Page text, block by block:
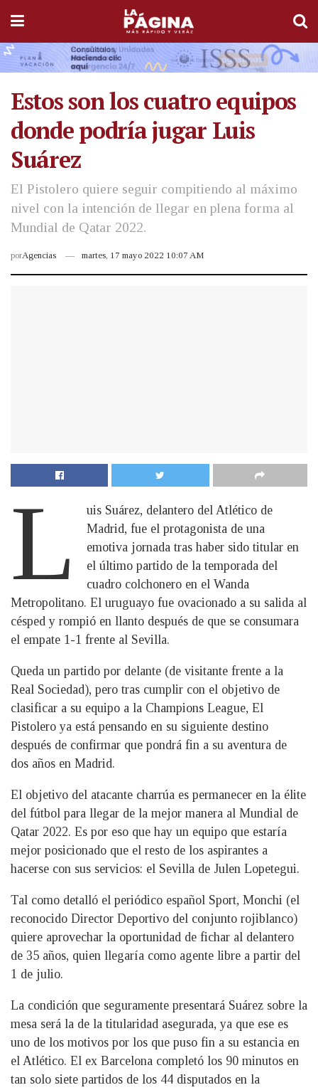
Estos son los cuatro equipos
donde podría jugar Luis
Suárez
El Pistolero quiere seguir compitiendo al máximo
nivel con la intención de llegar en plena forma al
Mundial de Qatar 2022.
porAgencias martes, 17 mayo 2022 10:07 AM
L
uis Suárez, delantero del Atlético de
Madrid, fue el protagonista de una
emotiva jornada tras haber sido titular en
el último partido de la temporada del
cuadro colchonero en el Wanda
Metropolitano. El uruguayo fue ovacionado a su salida al
césped y rompió en llanto después de que se consumara
el empate 1-1 frente al Sevilla.
Queda un partido por delante (de visitante frente a la
Real Sociedad), pero tras cumplir con el objetivo de
clasificar a su equipo a la Champions League, El
Pistolero ya está pensando en su siguiente destino
después de confirmar que pondrá fin a su aventura de
dos años en Madrid.
El objetivo del atacante charrúa es permanecer en la élite
del fútbol para llegar de la mejor manera al Mundial de
Qatar 2022. Es por eso que hay un equipo que estaría
mejor posicionado que el resto de los aspirantes a
hacerse con sus servicios: el Sevilla de Julen Lopetegui.
Tal como detalló el periódico español Sport, Monchi (el
reconocido Director Deportivo del conjunto rojiblanco)
quiere aprovechar la oportunidad de fichar al delantero
de 35 años, quien llegaría como agente libre a partir del
1 de julio.
La condición que seguramente presentará Suárez sobre la
mesa será la de la titularidad asegurada, ya que ese es
uno de los motivos por los que puso fin a su estancia en
el Atlético. El ex Barcelona completó los 90 minutos en
tan solo siete partidos de los 44 disputados en la